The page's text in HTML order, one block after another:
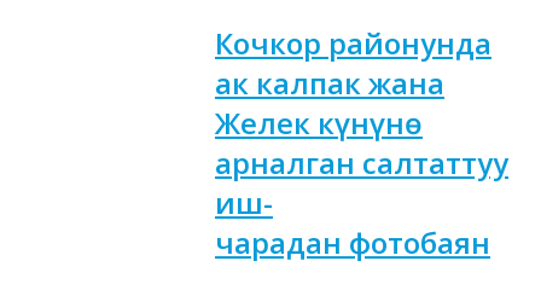
Кочкор районунда
ак калпак жана
Желек күнүнө
арналган салтаттуу
иш-
чарадан фотобаян